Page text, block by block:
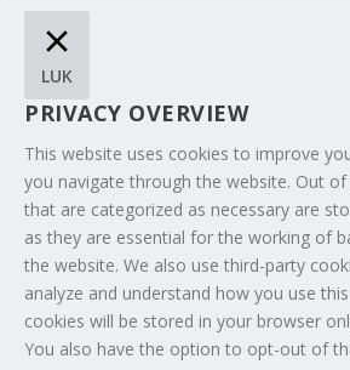
LUK
PRIVACY OVERVIEW
This website uses cookies to improve
you navigate through the website. Out
that are categorized as necessary are
as they are essential for the working of
the website. We also use third-party
analyze and understand how you use
cookies will be stored in your browser
You also have the option to opt-out of